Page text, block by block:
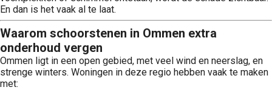
En dan is het vaak al te laat.
Waarom schoorstenen in Ommen extra
onderhoud vergen
Ommen ligt in een open gebied, met veel wind en neerslag, en
strenge winters. Woningen in deze regio hebben vaak te maken
met: